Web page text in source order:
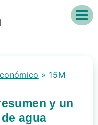
» 15M
y un
agua